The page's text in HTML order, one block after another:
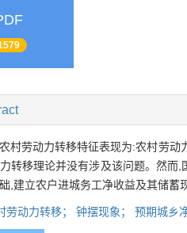
村劳动力转移特征表现为:农村劳
转移理论并没有涉及该问题。然而
,建立农户进城务工净收益及其储蓄
劳动力转移； 钟摆现象； 预期城乡